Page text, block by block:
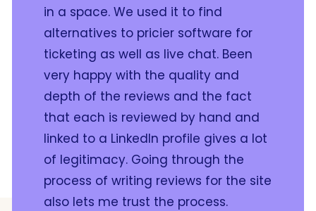
in a space. We used it to find
alternatives to pricier software for
ticketing as well as live chat. Been
very happy with the quality and
depth of the reviews and the fact
that each is reviewed by hand and
linked to a LinkedIn profile gives a lot
of legitimacy. Going through the
process of writing reviews for the site
also lets me trust the process.